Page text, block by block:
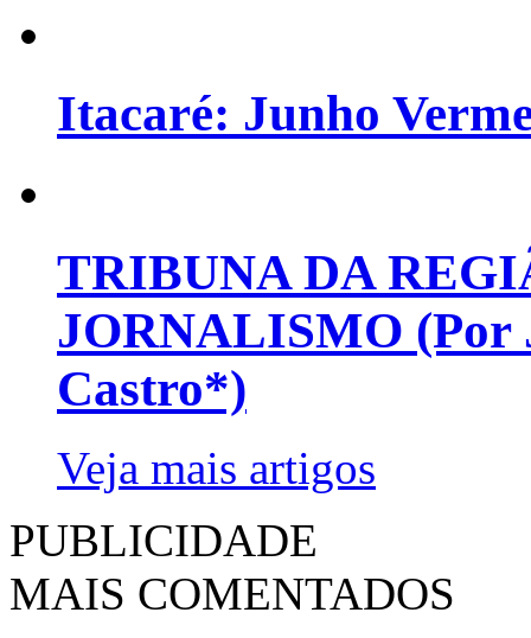
Itacaré: Junho
TRIBUNA DA
JORNALISMO (Por
Castro*)
Veja mais artigos
PUBLICIDADE
MAIS COMENTADOS